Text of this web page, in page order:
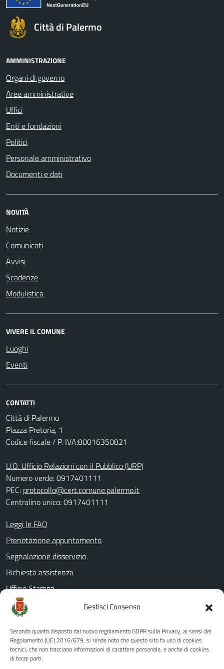
Gestisci Consenso
Secondo quanto disposto dal nuovo regolamento GDPR sulla Privacy, ai sensi del
Regolamento (UE) 2016/679, si rende noto che questo sito fa uso di cookies
tecnici, che non tracciano informazioni di carattere personale, e anche di cookies
di terze parti.
Città di Palermo
AMMINISTRAZIONE
Organi di governo
Aree amministrative
Uffici
Enti e fondazioni
Politici
Personale amministrativo
Documenti e dati
NOVITÀ
Notizie
Comunicati
Avvisi
Scadenze
Modulistica
VIVERE IL COMUNE
Luoghi
Eventi
CONTATTI
Città di Palermo
Piazza Pretoria, 1
Codice fiscale / P. IVA:80016350821
U.O. Ufficio Relazioni con il Pubblico (URP)
Numero verde: 0917401111
PEC: protocollo@cert.comune.palermo.it
Centralino unico: 0917401111
Leggi le FAQ
Prenotazione appuntamento
Segnalazione disservizio
Richiesta assistenza
Ufficio Stampa
Amministrazione Trasparente
Albo pretorio
Informativa privacy
Note legali